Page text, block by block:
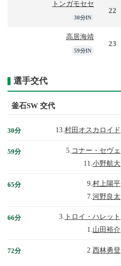
トンガモセセ
30分IN
22
高居海靖
59分IN
23
選手交代
釜石SW 交代
30分 13. 村田オスカロイド
59分 5. コナー・セヴェ
11. 小野航大
65分 9. 村上陽平
7. 河野良太
66分 3. トロイ・ハレット
1. 山田裕介
72分 2. 西林勇登